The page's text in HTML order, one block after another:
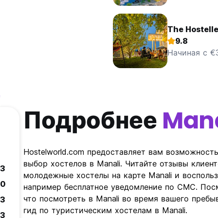
The
9.8
Начиная с
Подробнее
Hostelworld.com предоставляет вам
выбор хостелов в Manali. Читайте отзывы
молодежные хостелы на карте Manali и
например бесплатное уведомление по СМС.
что посмотреть в Manali во время вашего
гид по туристическим хостелам в Manali.